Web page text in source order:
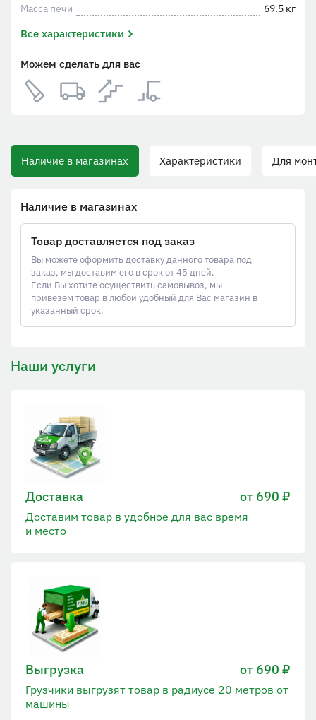
Масса печи
69.5 кг
Все характеристики
Можем сделать для вас
Наличие в магазинах Характеристики Для
Наличие в магазинах
Товар доставляется под заказ
Вы можете оформить доставку данного товара под
заказ, мы доставим его в срок от 45 дней.
Если Вы хотите осуществить самовывоз, мы
привезем товар в любой удобный для Вас магазин в
указанный срок.
Наши услуги
Доставка от 690 ₽
Доставим товар в удобное для вас время
и место
Выгрузка от 690 ₽
Грузчики выгрузят товар в радиусе 20 метров от
машины